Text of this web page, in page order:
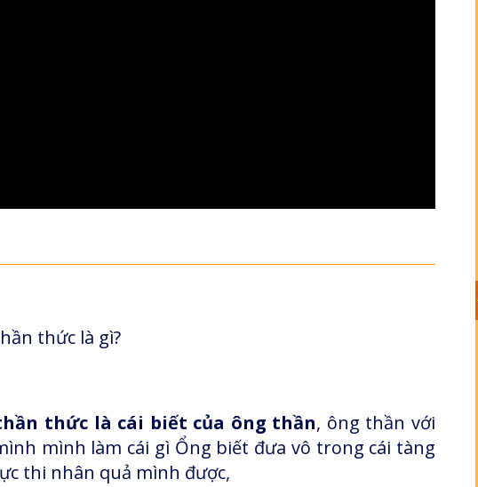
thức là gì?
thức là cái biết của ông thần, ông thần với
mình làm cái gì Ổng biết đưa vô trong cái tàng
thi nhân quả mình được,